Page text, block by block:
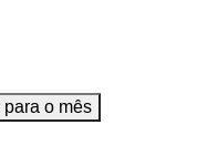
para o mês